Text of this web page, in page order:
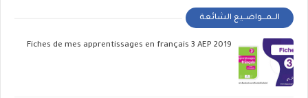
الــمـــواضــيع الشائعة
Fiches de mes apprentissages en français 3 AEP 2019